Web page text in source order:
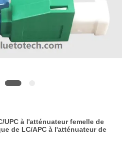
UPC à l'atténuateur femelle de
de LC/APC à l'atténuateur de